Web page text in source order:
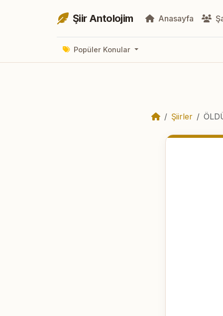
Şiir Antolojim Anasayfa
Popüler Konular
Şiirler